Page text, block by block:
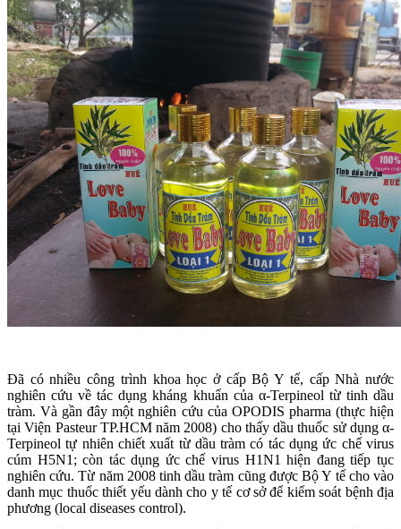
Đã có nhiều công trình khoa học ở cấp Bộ Y tế, cấp Nhà nước
nghiên cứu về tác dụng kháng khuẩn của α-Terpineol từ tinh dầu
tràm. Và gần đây một nghiên cứu của OPODIS pharma (thực hiện
tại Viện Pasteur TP.HCM năm 2008) cho thấy dầu thuốc sử dụng α-
Terpineol tự nhiên chiết xuất từ dầu tràm có tác dụng ức chế virus
cúm H5N1; còn tác dụng ức chế virus H1N1 hiện đang tiếp tục
nghiên cứu. Từ năm 2008 tinh dầu tràm cũng được Bộ Y tế cho vào
danh mục thuốc thiết yếu dành cho y tế cơ sở để kiểm soát bệnh địa
phương (local diseases control).